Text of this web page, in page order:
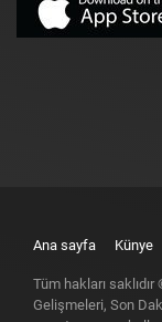
Ana sayfa Künye
Tüm hakları
Gelişmeleri, Son